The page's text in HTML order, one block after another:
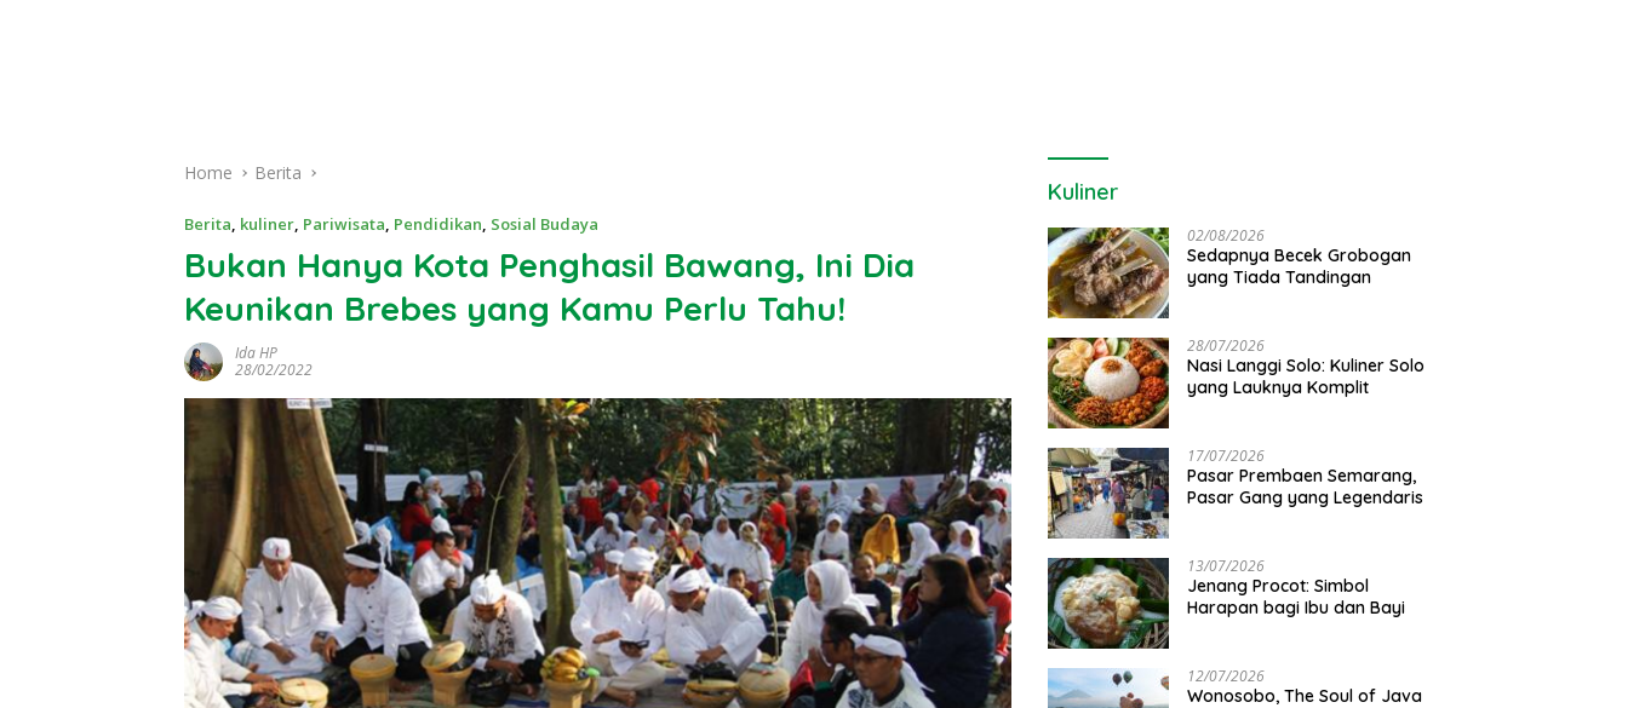
Home Berita
Berita, kuliner, Pariwisata, Pendidikan, Sosial Budaya
Bukan Hanya Kota Penghasil Bawang, Ini Dia
Keunikan Brebes yang Kamu Perlu Tahu!
Ida HP
28/02/2022
Kuliner
02/08/2026
Sedapnya Becek Grobogan
yang Tiada Tandingan
28/07/2026
Nasi Langgi Solo: Kuliner Solo
yang Lauknya Komplit
17/07/2026
Pasar Prembaen Semarang,
Pasar Gang yang Legendaris
13/07/2026
Jenang Procot: Simbol
Harapan bagi Ibu dan Bayi
12/07/2026
Wonosobo, The Soul of Java